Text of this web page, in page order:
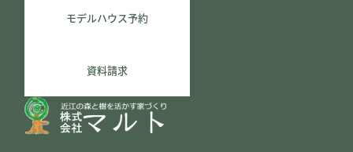
モデルハウス予約
資料請求